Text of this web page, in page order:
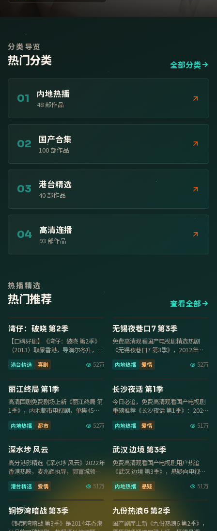
分类导览
热门分类 全部分类
01 内地热播
48部作品
02 国产合集
100部作品
03 港台精选
40部作品
04 高清连播
93 部作品
热播精选
热门推荐 查看全部
9.6
湾仔：破晓 第2季
【口碑好剧】《湾仔：破晓 第2季》
（2013）取景香港，导演尔冬升，主
演张曼玉、钟楚红，2013年8月24日
更新…
港台精选 喜剧 52万
9.0
20集
无锡夜巷口7 第3季
免费高清观看国产电视剧精选热剧
《无锡夜巷口7 第3季》，2012年内
地爱情内地热播，卡司胡歌、沈腾、
汤唯，201…
内地热播 爱情 52万
9.0
32集
丽江终局 第1季
高清国剧免费剧场上新《丽江终局 第
1季》，内地都市电视剧，单集45分
钟超清质感，2023年5月7日收录免费
高清观…
内地热播 都市 52万
8.5
13集
长沙夜话 第1季
今日必追，免费高清观看国产电视剧
重磅推荐《长沙夜话 第1季》：2022
年南京爱情内地热播，导演郑晓龙，
主演杨紫、…
内地热播 爱情 51万
8.1
114分钟
深水埗 风云
高分港影精选《深水埗 风云》2022年
香港热映，麦兆辉执导，郭富城领
衔，畅看免费高清观看国产电视剧，
1080P流…
港台精选 爱情 51万
9.6
30集
武汉 边境 第3季
免费高清观看国产电视剧用户热追
《武汉 边境 第3季》，悬疑向电视剧
节奏紧凑，李木戈执导，李现领衔，
2018年7月…
内地热播 悬疑 51万
8.5
14集
铜锣湾暗战 第3季
《铜锣湾暗战 第3季》是2014年香港
8.2
20集
九份热浪6 第2季
国产剧库上新《九份热浪6 第2季》，